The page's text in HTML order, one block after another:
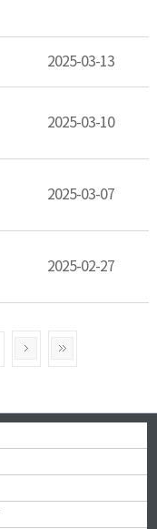
2025-03-13
2025-03-10
2025-03-07
2025-02-27